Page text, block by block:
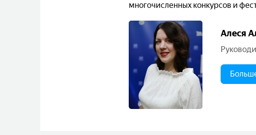
многочисленных конкурсов и
Алеся